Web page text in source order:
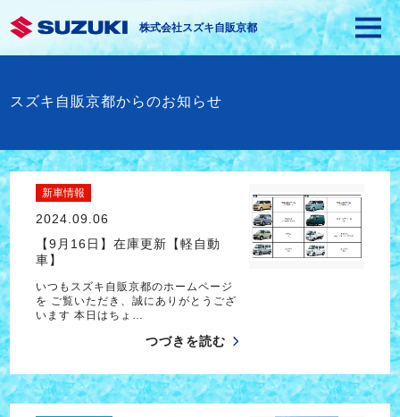
株式会社スズキ自販京都
スズキ自販京都からのお知らせ
新車情報
2024.09.06
【9月16日】在庫更新【軽自動
車】
いつもスズキ自販京都のホームページ
を ご覧いただき、誠にありがとうござ
います 本日はちょ…
つづきを読む